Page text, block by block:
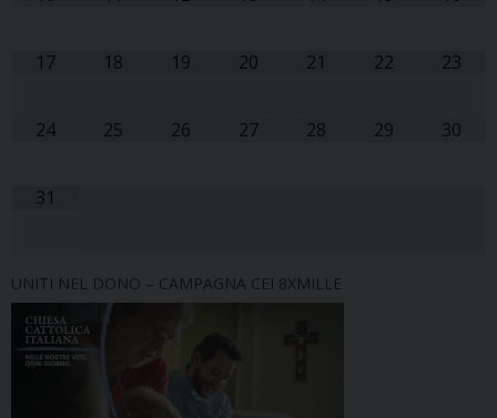
17 18 19 20 21 22 23
24 25 26 27 28 29 30
31
UNITI NEL DONO – CAMPAGNA CEI 8XMILLE